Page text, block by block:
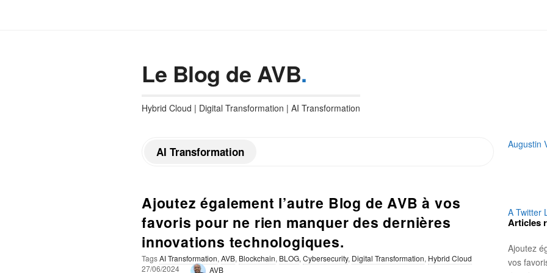
Le Blog de AVB.
Hybrid Cloud | Digital Transformation | AI Transformation
AI Transformation
Ajoutez également l’autre Blog de AVB à vos
favoris pour ne rien manquer des dernières
innovations technologiques.
TagsAI Transformation, AVB, Blockchain, BLOG, Cybersecurity, Digital Transformation, Hybrid Cloud
P
27/06/2024 AVB
S
i
d
e
b
a
Augustin
A Twitter
Articles
Ajoutez
vos